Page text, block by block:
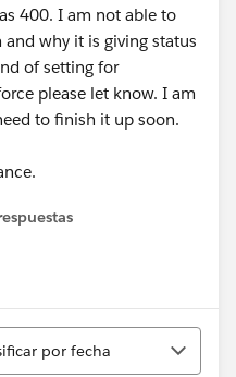
400. I am not able to
why it is giving status
of setting for
please let know. I am
to finish it up soon.
por fecha